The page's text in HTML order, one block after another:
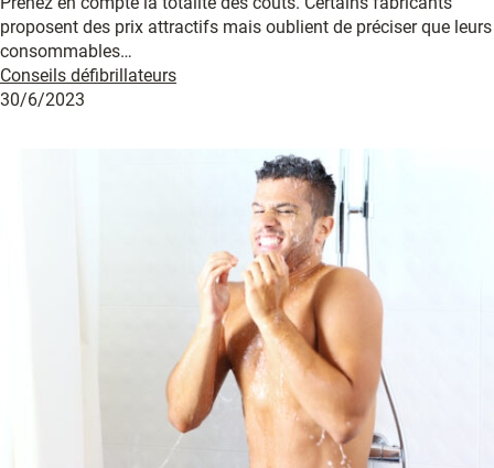
proposent des prix attractifs mais oublient de préciser que leurs
consommables…
Conseils défibrillateurs
30/6/2023